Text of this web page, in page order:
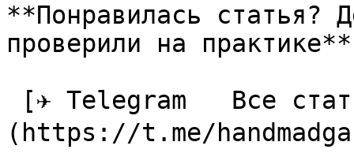
**Понравилась статья?
проверили на практике**
(https://t.me/